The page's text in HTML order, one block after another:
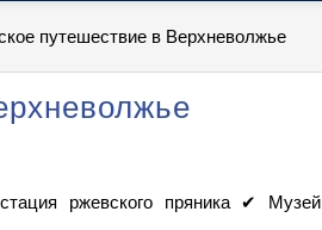
путешествие в Верхневолжье
ржевского пряника ✔ Музей